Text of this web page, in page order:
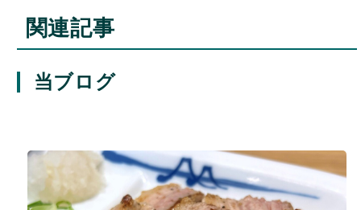
関連記事
当ブログ